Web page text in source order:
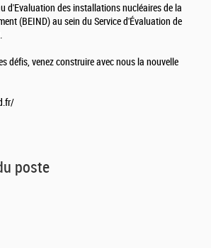
poste
d'Evaluation des installations nucléaires de la
(BEIND) au sein du Service d'Évaluation de
défis, venez construire avec nous la nouvelle